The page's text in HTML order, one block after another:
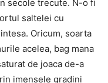
secole trecute. N-o fi
saltelei cu
Oricum, soarta
acelea, bag mana
de joaca de-a
imensele gradini